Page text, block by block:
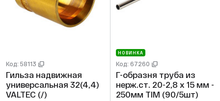
Код: 58113
Гильза надвижная
универсальная 32(4,4)
VALTEC (/)
НОВИНКА
Код: 67260
Г-образня труба из
нерж.ст. 20-2,8 х 15 мм -
250мм TIM (90/5шт)